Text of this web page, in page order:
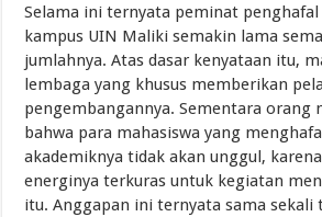
Selama ini ternyata peminat
kampus UIN Maliki semakin lama
jumlahnya. Atas dasar kenyataan itu,
lembaga yang khusus memberikan
pengembangannya. Sementara orang
bahwa para mahasiswa yang
akademiknya tidak akan unggul,
energinya terkuras untuk kegiatan
itu. Anggapan ini ternyata sama sekali